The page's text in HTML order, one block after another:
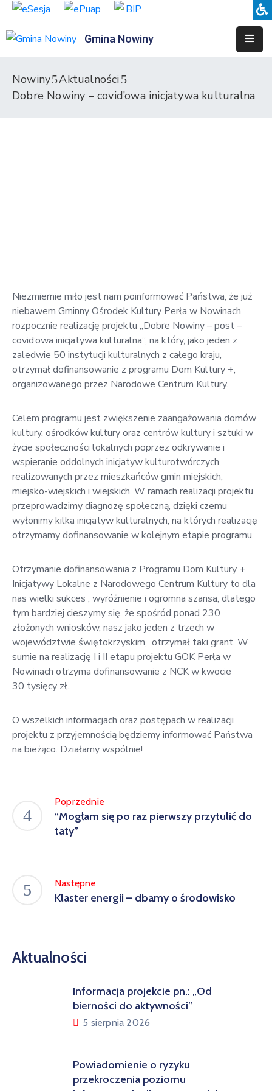
Gmina Nowiny
Przedszkole
Kowali
Zespół
Placówek
Oświatowych
w
Bolechowicach
Nowiny
Aktualności
Dobre Nowiny – covid’owa inicjatywa kulturalna
Niezmiernie miło jest nam poinformować Państwa, że już
niebawem Gminny Ośrodek Kultury Perła w Nowinach
rozpocznie realizację projektu „Dobre Nowiny – post –
covid’owa inicjatywa kulturalna”, na który, jako jeden z
zaledwie 50 instytucji kulturalnych z całego kraju,
otrzymał dofinansowanie z programu Dom Kultury +,
organizowanego przez Narodowe Centrum Kultury.
Celem programu jest zwiększenie zaangażowania domów
kultury, ośrodków kultury oraz centrów kultury i sztuki w
życie społeczności lokalnych poprzez odkrywanie i
wspieranie oddolnych inicjatyw kulturotwórczych,
realizowanych przez mieszkańców gmin miejskich,
miejsko-wiejskich i wiejskich. W ramach realizacji projektu
przeprowadzimy diagnozę społeczną, dzięki czemu
wyłonimy kilka inicjatyw kulturalnych, na których realizację
otrzymamy dofinansowanie w kolejnym etapie programu.
Otrzymanie dofinansowania z Programu Dom Kultury +
Inicjatywy Lokalne z Narodowego Centrum Kultury to dla
nas wielki sukces , wyróżnienie i ogromna szansa, dlatego
tym bardziej cieszymy się, że spośród ponad 230
złożonych wniosków, nasz jako jeden z trzech w
województwie świętokrzyskim, otrzymał taki grant. W
sumie na realizację I i II etapu projektu GOK Perła w
Nowinach otrzyma dofinansowanie z NCK w kwocie
30 tysięcy zł.
O wszelkich informacjach oraz postępach w realizacji
projektu z przyjemnością będziemy informować Państwa
na bieżąco. Działamy wspólnie!
Poprzednie
“Mogłam się po raz pierwszy przytulić do
taty”
Następne
Klaster energii – dbamy o środowisko
Aktualności
Informacja projekcie pn.: „Od
bierności do aktywności”
5 sierpnia 2026
Powiadomienie o ryzyku
przekroczenia poziomu